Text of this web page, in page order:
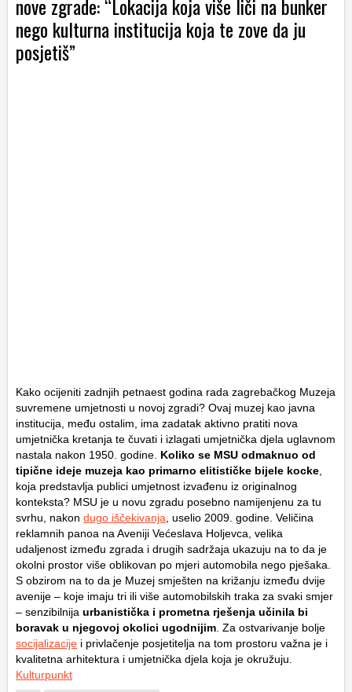
nove zgrade: “Lokacija koja više liči na bunker
nego kulturna institucija koja te zove da ju
posjetiš”
Kako ocijeniti zadnjih petnaest godina rada zagrebačkog Muzeja
suvremene umjetnosti u novoj zgradi? Ovaj muzej kao javna
institucija, među ostalim, ima zadatak aktivno pratiti nova
umjetnička kretanja te čuvati i izlagati umjetnička djela uglavnom
nastala nakon 1950. godine. Koliko se MSU odmaknuo od
tipične ideje muzeja kao primarno elitističke bijele kocke,
koja predstavlja publici umjetnost izvađenu iz originalnog
konteksta? MSU je u novu zgradu posebno namijenjenu za tu
svrhu, nakon dugo iščekivanja, uselio 2009. godine. Veličina
reklamnih panoa na Aveniji Većeslava Holjevca, velika
udaljenost između zgrada i drugih sadržaja ukazuju na to da je
okolni prostor više oblikovan po mjeri automobila nego pješaka.
S obzirom na to da je Muzej smješten na križanju između dvije
avenije – koje imaju tri ili više automobilskih traka za svaki smjer
– senzibilnija urbanistička i prometna rješenja učinila bi
boravak u njegovoj okolici ugodnijim. Za ostvarivanje bolje
socijalizacije i privlačenje posjetitelja na tom prostoru važna je i
kvalitetna arhitektura i umjetnička djela koja je okružuju.
Kulturpunkt